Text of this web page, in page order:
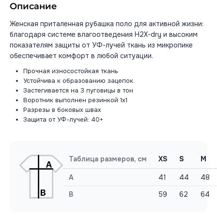
Описание
Женская приталенная рубашка поло для активной жизни:
благодаря системе влагоотведения H2X-dry и высоким
показателям защиты от УФ-лучей ткань из микропике
обеспечивает комфорт в любой ситуации.
Прочная износостойкая ткань
Устойчива к образованию зацепок
Застегивается на 3 пуговицы в тон
Воротник выполнен резинкой 1х1
Разрезы в боковых швах
Защита от УФ-лучей: 40+
Таблица размеров, см XS S M
A 41 44
48
B
59 62 64